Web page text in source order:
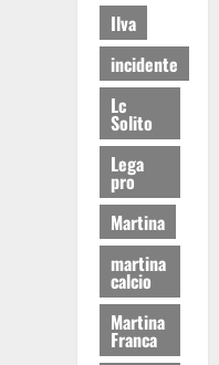
Ilva
incidente
Lc
Solito
Lega
pro
Martina
martina
calcio
Martina
Franca